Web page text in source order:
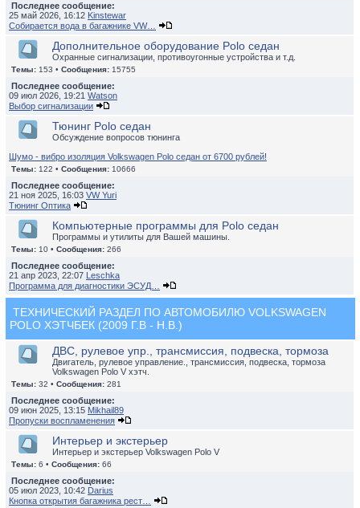
Последнее сообщение:
25 май 2026, 16:12 Kinstewar
Собирается вода в багажнике VW…
Дополнительное оборудование Polo седан
Охранные сигнализации, противоугонные устройства и т.д.
Темы: 153 • Сообщения: 15755
Последнее сообщение:
09 июл 2026, 19:21 Watson
Выбор сигнализации
Тюнинг Polo седан
Обсуждение вопросов тюнинга
Шумо - вибро изоляция Volkswagen Polo седан от 6700 рублей!
Темы: 122 • Сообщения: 10666
Последнее сообщение:
21 ноя 2025, 16:03 VW Yuri
Тюнинг Оптика
Компьютерные программы для Polo седан
Программы и утилиты для Вашей машины.
Темы: 10 • Сообщения: 266
Последнее сообщение:
21 апр 2023, 22:07 Leschka
Программа для диагностики ЭСУД…
ТЕХНИЧЕСКИЙ РАЗДЕЛ ПО АВТОМОБИЛЮ VOLKSWAGEN
POLO ХЭТЧБЕК (2009 Г.В - Н.В.)
ДВС, рулевое упр., трансмиссия, подвеска, тормоза
Двигатель, рулевое управление., трансмиссия, подвеска, тормоза
Volkswagen Polo V хэтч.
Темы: 32 • Сообщения: 281
Последнее сообщение:
09 июн 2025, 13:15 Mikhail89
Пропуски воспламенения
Интерьер и экстерьер
Интерьер и экстерьер Volkswagen Polo V
Темы: 6 • Сообщения: 66
Последнее сообщение:
05 июл 2023, 10:42 Darius
Кнопка открытия багажника рест…